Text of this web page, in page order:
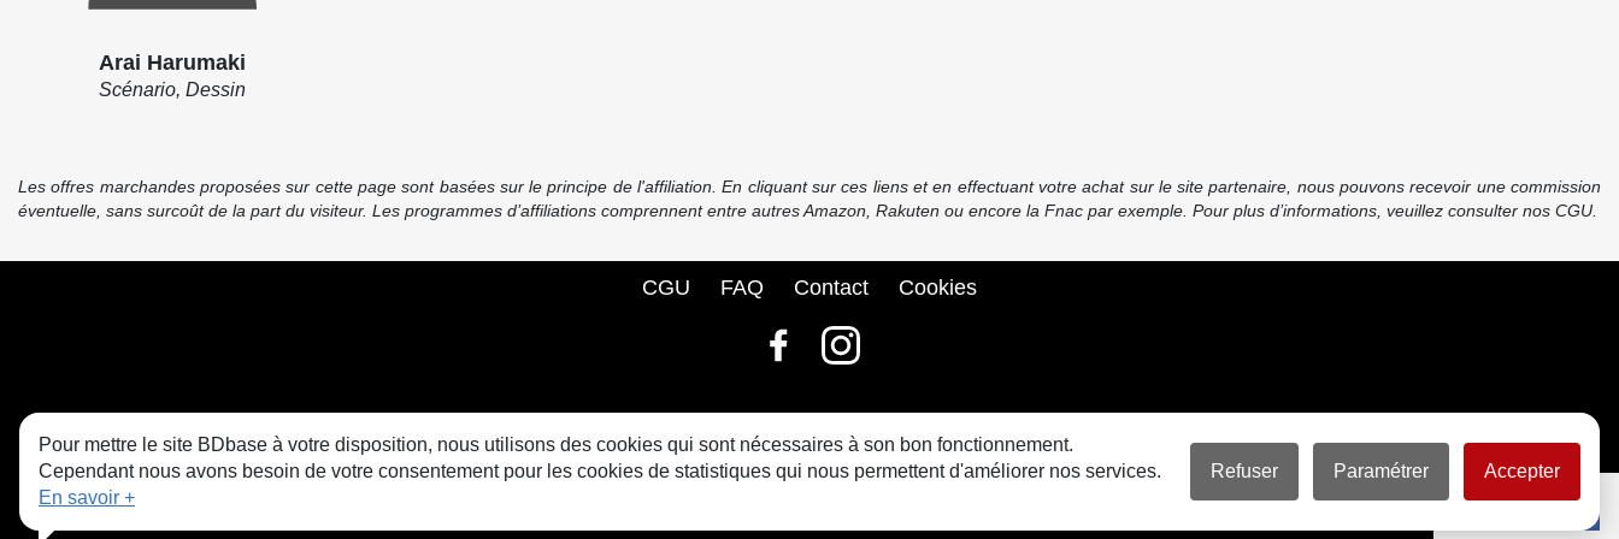
Arai Harumaki
Scénario, Dessin
Les offres marchandes proposées sur cette page sont basées sur le principe de l'affiliation. En cliquant sur ces liens et en effectuant votre achat sur le site partenaire, nous pouvons recevoir une commission
éventuelle, sans surcoût de la part du visiteur. Les programmes d’affiliations comprennent entre autres Amazon, Rakuten ou encore la Fnac par exemple. Pour plus d’informations, veuillez consulter nos CGU.
CGU FAQ Contact Cookies
© bdbase.fr 2026
Pour mettre le site BDbase à votre disposition, nous utilisons des cookies qui sont nécessaires à son bon fonctionnement.
Cependant nous avons besoin de votre consentement pour les cookies de statistiques qui nous permettent d'améliorer nos services.
En savoir +
Refuser Paramétrer Accepter